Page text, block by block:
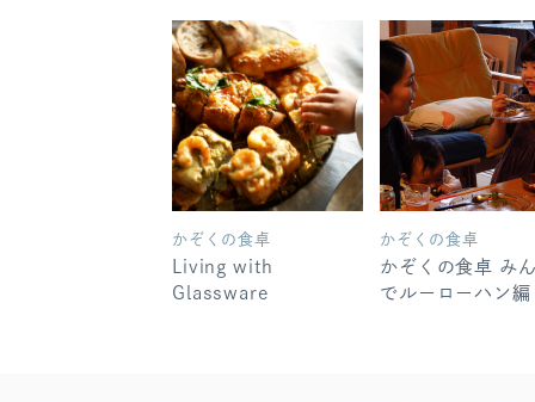
かぞくの食卓
Living with
Glassware
かぞくの食卓
かぞくの食卓 み
でルーローハン編